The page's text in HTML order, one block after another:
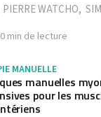
PIERRE WATCHO,
min de lecture
MANUELLE
manuelles
pour les